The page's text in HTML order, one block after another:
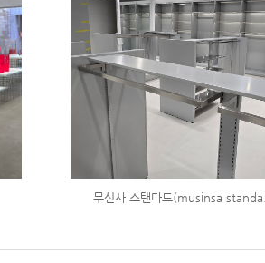
무신사 스탠다드(musinsa standa..